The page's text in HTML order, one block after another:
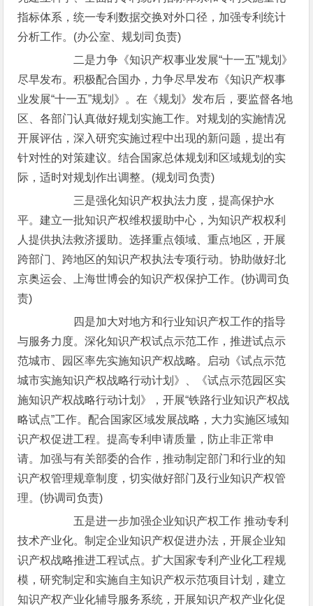
指标体系，统一专利数据交换对外口径，加强专利统计
分析工作。(办公室、规划司负责)
二是力争《知识产权事业发展“十一五”规划》
尽早发布。积极配合国办，力争尽早发布《知识产权事
业发展“十一五”规划》。在《规划》发布后，要监督各地
区、各部门认真做好规划实施工作。对规划的实施情况
开展评估，深入研究实施过程中出现的新问题，提出有
针对性的对策建议。结合国家总体规划和区域规划的实
际，适时对规划作出调整。(规划司负责)
三是强化知识产权执法力度，提高保护水
平。建立一批知识产权维权援助中心，为知识产权权利
人提供执法救济援助。选择重点领域、重点地区，开展
跨部门、跨地区的知识产权执法专项行动。协助做好北
京奥运会、上海世博会的知识产权保护工作。(协调司负
责)
四是加大对地方和行业知识产权工作的指导
与服务力度。深化知识产权试点示范工作，推进试点示
范城市、园区率先实施知识产权战略。启动《试点示范
城市实施知识产权战略行动计划》、《试点示范园区实
施知识产权战略行动计划》，开展“铁路行业知识产权战
略试点”工作。配合国家区域发展战略，大力实施区域知
识产权促进工程。提高专利申请质量，防止非正常申
请。加强与有关部委的合作，推动制定部门和行业的知
识产权管理规章制度，切实做好部门及行业知识产权管
理。(协调司负责)
五是进一步加强企业知识产权工作 推动专利
技术产业化。制定企业知识产权促进办法，开展企业知
识产权战略推进工程试点。扩大国家专利产业化工程规
模，研究制定和实施自主知识产权示范项目计划，建立
知识产权产业化辅导服务系统，开展知识产权产业化促